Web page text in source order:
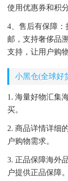
使用优惠券和积
4、售后有保障
邮，支持奢侈品
支持，让用户购
小黑仓(全球好
1. 海量好物汇集
买。
2. 商品详情详细
户购物需求。
3. 正品保障海外
户提供正品保障。